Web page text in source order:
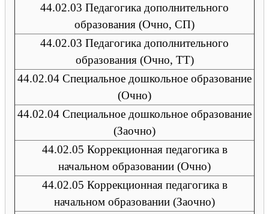
44.02.03 Педагогика дополнительного
образования (Очно, СП)
44.02.03 Педагогика дополнительного
образования (Очно, ТТ)
44.02.04 Специальное дошкольное образование
(Очно)
44.02.04 Специальное дошкольное образование
(Заочно)
44.02.05 Коррекционная педагогика в
начальном образовании (Очно)
44.02.05 Коррекционная педагогика в
начальном образовании (Заочно)